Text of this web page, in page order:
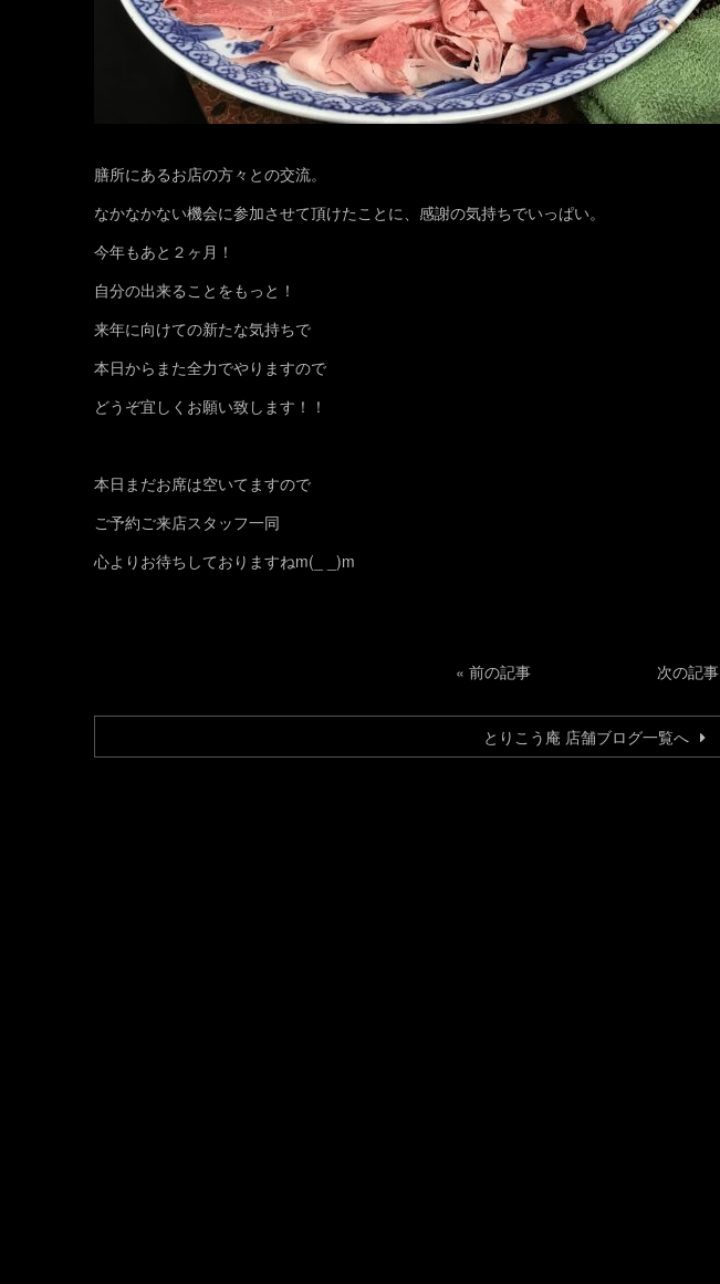
膳所にあるお店の方々との交流。
なかなかない機会に参加させて頂けたことに、感謝の気持ちでいっぱい。
今年もあと２ヶ月！
自分の出来ることをもっと！
来年に向けての新たな気持ちで
本日からまた全力でやりますので
どうぞ宜しくお願い致します！！
本日まだお席は空いてますので
ご予約ご来店スタッフ一同
心よりお待ちしておりますねm(_ _)m
« 前の記事 次の記事
とりこう庵 店舗ブログ一覧へ